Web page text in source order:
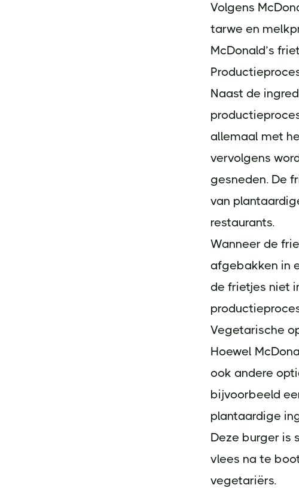
Volgens
tarwe en
McDonald’s
Naast de
allemaal met
vervolgens
gesneden. De
van
restaurants.
Wanneer de
afgebakken in
de frietjes niet
Vegetarische
Hoewel
ook andere
bijvoorbeeld
plantaardige
Deze burger is
vlees na te
vegetariërs.